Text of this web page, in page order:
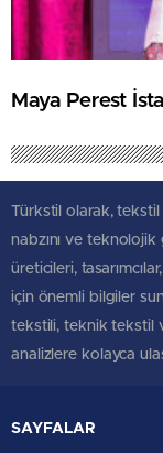
Maya Perest
Türkstil olarak, tekstil
nabzını ve
üreticileri,
için önemli bilgiler
tekstili, teknik tekstil
analizlere kolayca
SAYFALAR